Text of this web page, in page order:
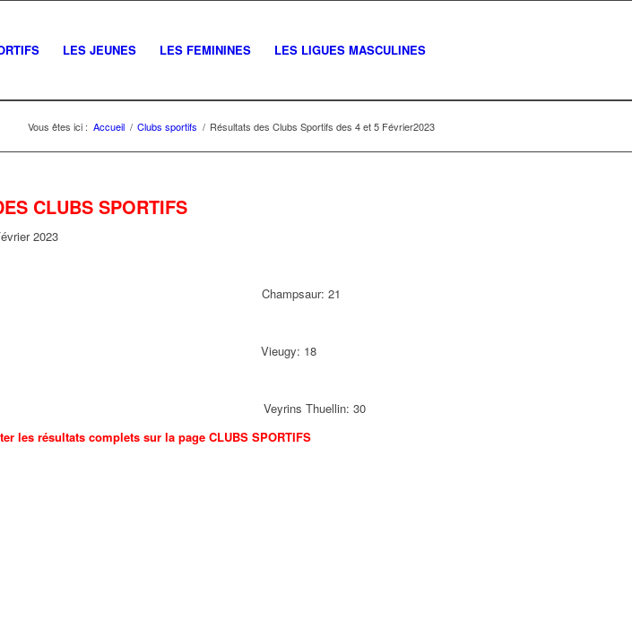
LES JEUNES LES FEMININES LES LIGUES MASCULINES
Vous êtes ici : Accueil / Clubs sportifs / Résultats des Clubs Sportifs des 4 et 5 Février2023
CLUBS SPORTIFS
2023
24 Champsaur: 21
29 Vieugy: 18
17 Veyrins Thuellin: 30
les résultats complets sur la page CLUBS SPORTIFS